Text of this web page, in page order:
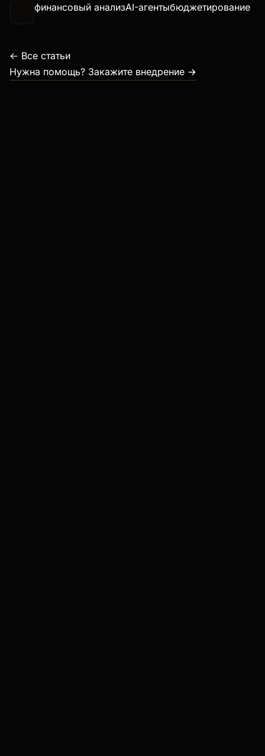
финансовый анализAI-агентыбюджетирование
← Все статьи
Нужна помощь? Закажите внедрение →